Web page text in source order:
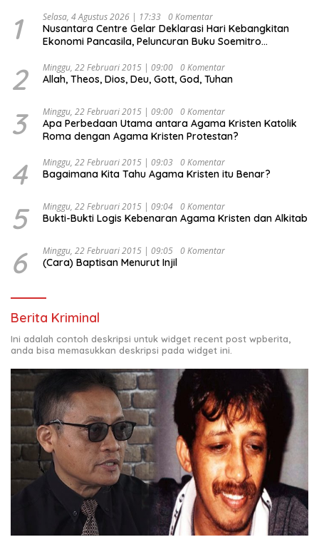
1 Selasa, 4 Agustus 2026 | 17:33 0 Komentar
Nusantara Centre Gelar Deklarasi Hari Kebangkitan
Ekonomi Pancasila, Peluncuran Buku Soemitro
Ekonomi Politik Indonesia) & Simposium Nasional
“Urgensi Undang-Undang Perekonomian Nasional dan
Indonesia Emas 2045”,
2 Minggu, 22 Februari 2015 | 09:00 0 Komentar
Allah, Theos, Dios, Deu, Gott, God, Tuhan
3 Minggu, 22 Februari 2015 | 09:00 0 Komentar
Apa Perbedaan Utama antara Agama Kristen Katolik
Roma dengan Agama Kristen Protestan?
4 Minggu, 22 Februari 2015 | 09:03 0 Komentar
Bagaimana Kita Tahu Agama Kristen itu Benar?
5 Minggu, 22 Februari 2015 | 09:04 0 Komentar
Bukti-Bukti Logis Kebenaran Agama Kristen dan Alkitab
6 Minggu, 22 Februari 2015 | 09:05 0 Komentar
(Cara) Baptisan Menurut Injil
Berita Kriminal
Ini adalah contoh deskripsi untuk widget recent post wpberita,
anda bisa memasukkan deskripsi pada widget ini.